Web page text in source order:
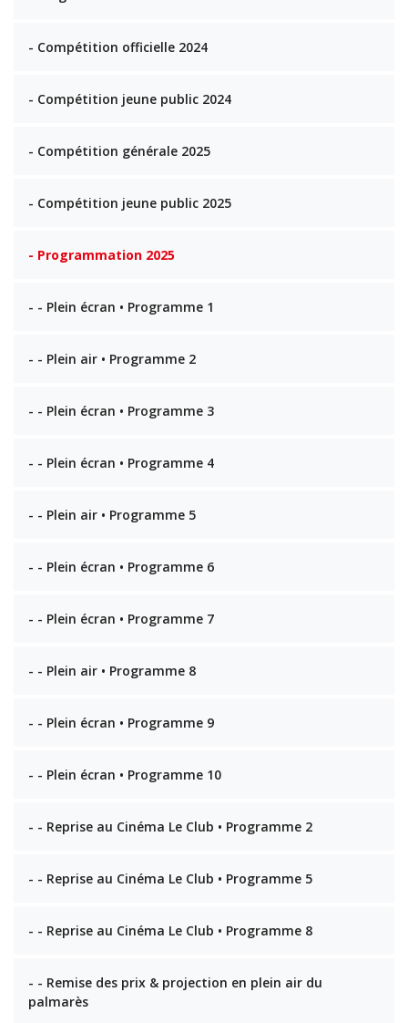
- Compétition officielle 2024
- Compétition jeune public 2024
- Compétition générale 2025
- Compétition jeune public 2025
- Programmation 2025
- - Plein écran • Programme 1
- - Plein air • Programme 2
- - Plein écran • Programme 3
- - Plein écran • Programme 4
- - Plein air • Programme 5
- - Plein écran • Programme 6
- - Plein écran • Programme 7
- - Plein air • Programme 8
- - Plein écran • Programme 9
- - Plein écran • Programme 10
- - Reprise au Cinéma Le Club • Programme 2
- - Reprise au Cinéma Le Club • Programme 5
- - Reprise au Cinéma Le Club • Programme 8
- - Remise des prix & projection en plein air du
palmarès